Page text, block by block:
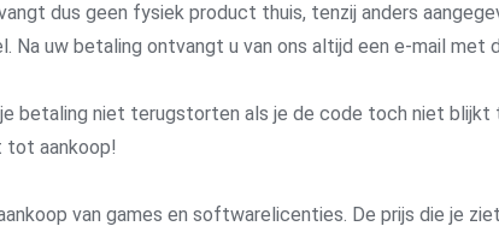
dus geen fysiek product thuis, tenzij anders
Na uw betaling ontvangt u van ons altijd een e-mail
betaling niet terugstorten als je de code toch niet
tot aankoop!
van games en softwarelicenties. De prijs die je